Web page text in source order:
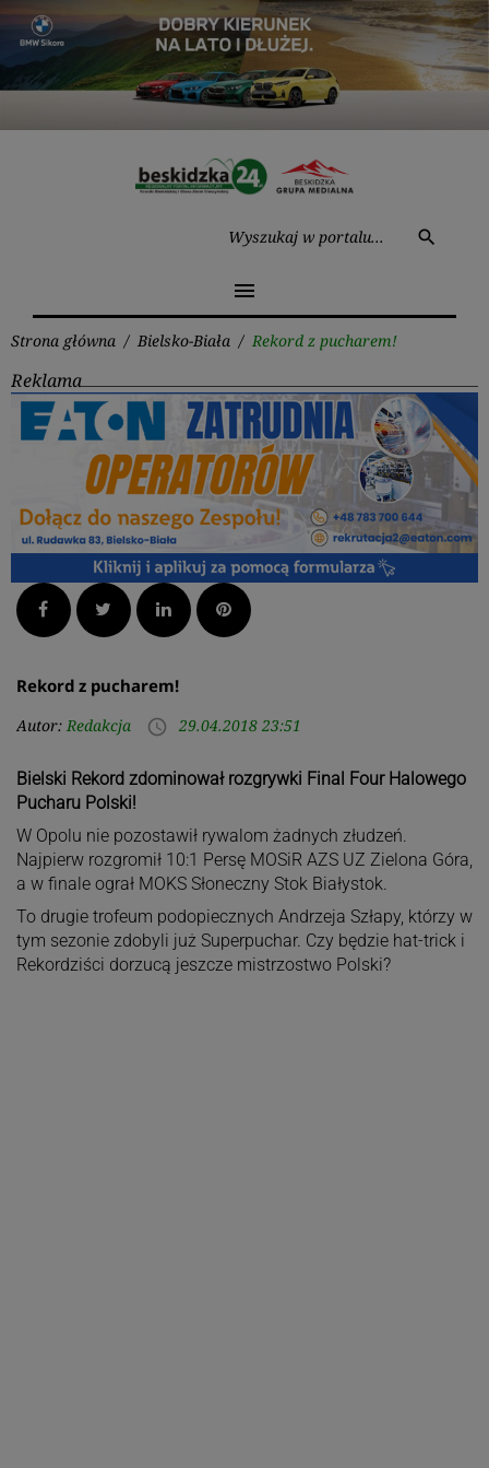
Przejdź
treści
search
menu
Strona główna / Bielsko-Biała / Rekord z pucharem!
Reklama
Facebook Twitter LinkedInPinterest
Rekord z pucharem!
Autor: Redakcja access_time 29.04.2018 23:51
Bielski Rekord zdominował rozgrywki Final Four Halowego
Pucharu Polski!
W Opolu nie pozostawił rywalom żadnych złudzeń.
Najpierw rozgromił 10:1 Persę MOSiR AZS UZ Zielona Góra,
a w finale ograł MOKS Słoneczny Stok Białystok.
To drugie trofeum podopiecznych Andrzeja Szłapy, którzy w
tym sezonie zdobyli już Superpuchar. Czy będzie hat-trick i
Rekordziści dorzucą jeszcze mistrzostwo Polski?